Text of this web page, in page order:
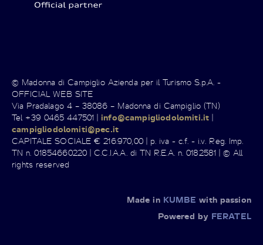
© Madonna di Campiglio Azienda per il Turismo S.p.A. -
OFFICIAL WEB SITE
Via Pradalago 4 – 38086 – Madonna di Campiglio (TN)
Tel +39 0465 447501 |info@campigliodolomiti.it |
campigliodolomiti@pec.it
CAPITALE SOCIALE € 216.970,00 | p. iva - c.f. - i.v. Reg. Imp.
TN n. 01854660220 | C.C.I.A.A. di TN R.E.A. n. 0182581 | © All
rights reserved
Made in KUMBE with passion
Powered by FERATEL